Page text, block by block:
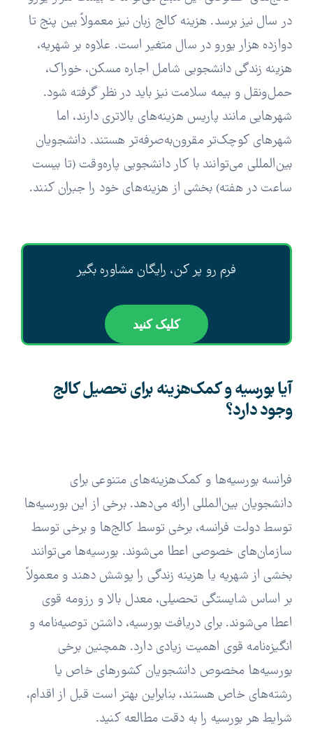
در سال نیز برسد. هزینه کالج زبان نیز معمولاً بین پنج تا
دوازده هزار یورو در سال متغیر است. علاوه بر شهریه،
هزینه زندگی دانشجویی شامل اجاره مسکن، خوراک،
حمل‌ونقل و بیمه سلامت نیز باید در نظر گرفته شود.
شهرهایی مانند پاریس هزینه‌های بالاتری دارند، اما
شهرهای کوچک‌تر مقرون‌به‌صرفه‌تر هستند. دانشجویان
بین‌المللی می‌توانند با کار دانشجویی پاره‌وقت (تا بیست
ساعت در هفته) بخشی از هزینه‌های خود را جبران کنند.
فرم رو پر کن، رایگان مشاوره بگیر
کلیک کنید
آیا بورسیه و کمک‌هزینه برای تحصیل کالج
وجود دارد؟
فرانسه بورسیه‌ها و کمک‌هزینه‌های متنوعی برای
دانشجویان بین‌المللی ارائه می‌دهد. برخی از این بورسیه‌ها
توسط دولت فرانسه، برخی توسط کالج‌ها و برخی توسط
سازمان‌های خصوصی اعطا می‌شوند. بورسیه‌ها می‌توانند
بخشی از شهریه یا هزینه زندگی را پوشش دهند و معمولاً
بر اساس شایستگی تحصیلی، معدل بالا و رزومه قوی
اعطا می‌شوند. برای دریافت بورسیه، داشتن توصیه‌نامه و
انگیزه‌نامه قوی اهمیت زیادی دارد. همچنین برخی
بورسیه‌ها مخصوص دانشجویان کشورهای خاص یا
رشته‌های خاص هستند، بنابراین بهتر است قبل از اقدام،
شرایط هر بورسیه را به دقت مطالعه کنید.